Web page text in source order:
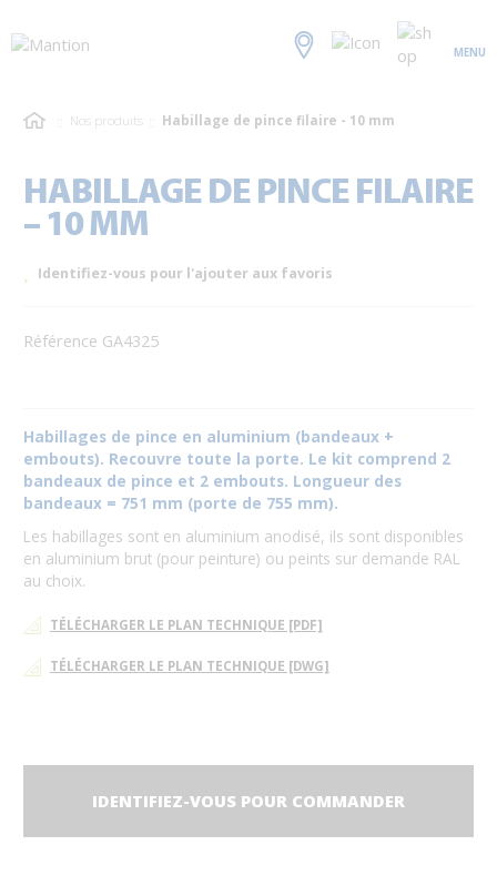
MENU
Nos produits Habillage de pince filaire - 10 mm
HABILLAGE DE PINCE FILAIRE
– 10 MM
Identifiez-vous pour l'ajouter aux favoris
Référence GA4325
Habillages de pince en aluminium (bandeaux +
embouts). Recouvre toute la porte. Le kit comprend 2
bandeaux de pince et 2 embouts. Longueur des
bandeaux = 751 mm (porte de 755 mm).
Les habillages sont en aluminium anodisé, ils sont disponibles
en aluminium brut (pour peinture) ou peints sur demande RAL
au choix.
TÉLÉCHARGER LE PLAN TECHNIQUE [PDF]
TÉLÉCHARGER LE PLAN TECHNIQUE [DWG]
IDENTIFIEZ-VOUS POUR COMMANDER